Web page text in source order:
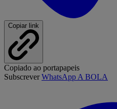
Copiar link
Copiado ao portapapeis
SubscreverWhatsApp A BOLA